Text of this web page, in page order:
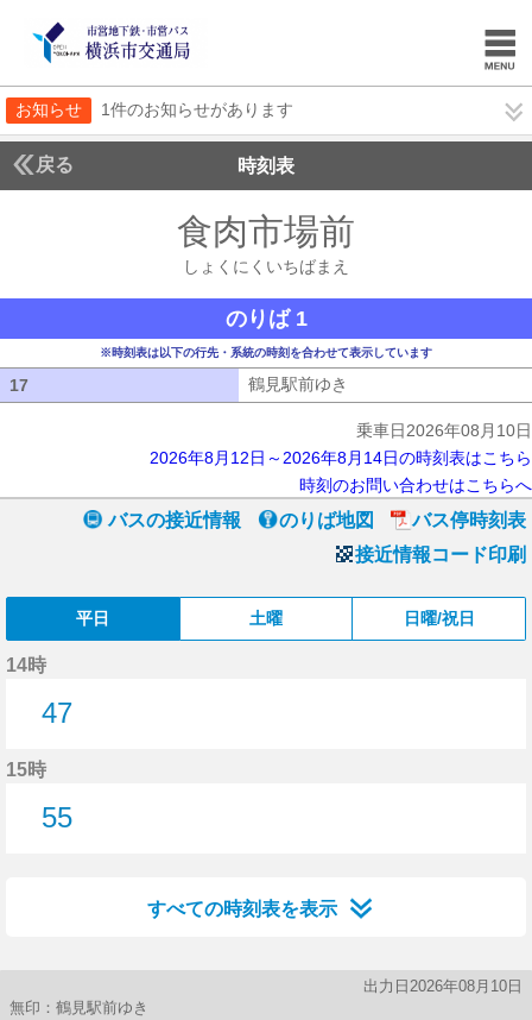
お知らせ 1件のお知らせがあります
戻る 時刻表
食肉市場前
しょくにくいちばまえ
のりば 1
※時刻表は以下の行先・系統の時刻を合わせて表示しています
17 鶴見駅前ゆき
乗車日2026年08月10日
2026年8月12日～2026年8月14日の時刻表はこちら
時刻のお問い合わせはこちらへ
バスの接近情報 のりば地図
バス停時刻表
接近情報コード印刷
平日 土曜 日曜/祝日
14時
47
15時
55
すべての時刻表を表示
出力日2026年08月10日
無印：鶴見駅前ゆき